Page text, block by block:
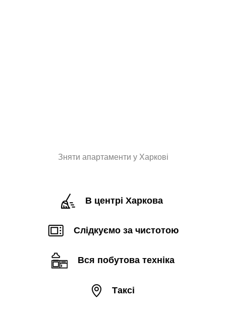
Зняти апартаменти у Харкові
В центрі Харкова
Слідкуємо за чистотою
Вся побутова техніка
Таксі